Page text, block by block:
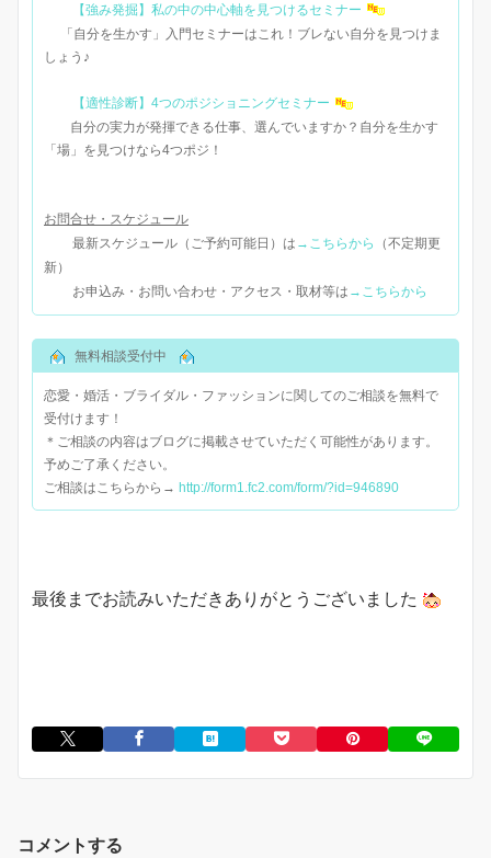
【強み発掘】私の中の中心軸を見つけるセミナー
「自分を生かす」入門セミナーはこれ！ブレない自分を見つけま
しょう♪
【適性診断】4つのポジショニングセミナー
自分の実力が発揮できる仕事、選んでいますか？自分を生かす
「場」を見つけなら4つポジ！
お問合せ・スケジュール
最新スケジュール（ご予約可能日）は →こちらから
（不定期更
新）
お申込み・お問い合わせ・アクセス・取材等は →こちらから
無料相談受付中
恋愛・婚活・ブライダル・ファッションに関してのご相談を無料で
受付けます！
＊ご相談の内容はブログに掲載させていただく可能性があります。
予めご了承ください。
ご相談はこちらから→ http://form1.fc2.com/form/?id=946890
最後までお読みいただきありがとうございました
コメントする